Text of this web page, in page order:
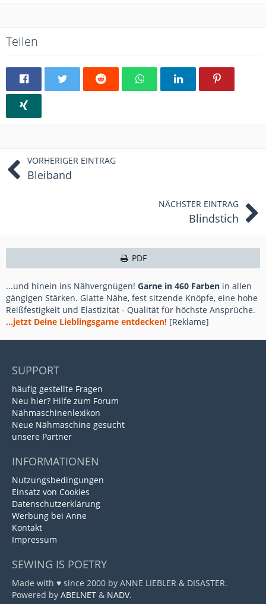
Teilen
VORHERIGER EINTRAG
Bleiband
NÄCHSTER EINTRAG
Blindstich
PDF
...und hinein ins Nähvergnügen! Garne in 460 Farben in allen
gängigen Stärken. Glatte Nähe, fest sitzende Knöpfe, eine hohe
Reißfestigkeit und Elastizität - Qualität für höchste Ansprüche.
...jetzt Deine Lieblingsgarne entdecken! [Reklame]
SUPPORT
häufig gestellte Fragen
Neu hier? Hilfe zum Forum
Nähmaschinenlexikon
Neue Nähmaschine gesucht
unsere Partner
INFORMATIONEN
Nutzungsbedingungen
Einsatz von Cookies
Datenschutzerklärung
Werbung bei Anne
Kontakt
Impressum
SEWING IS POETRY
Made with ♥ since 2000 by ANNE LIEBLER & DISASTER.
Powered by ABELNET & NADV.